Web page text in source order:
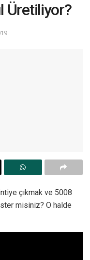
Üretiliyor?
çıkmak ve 5008
misiniz? O halde